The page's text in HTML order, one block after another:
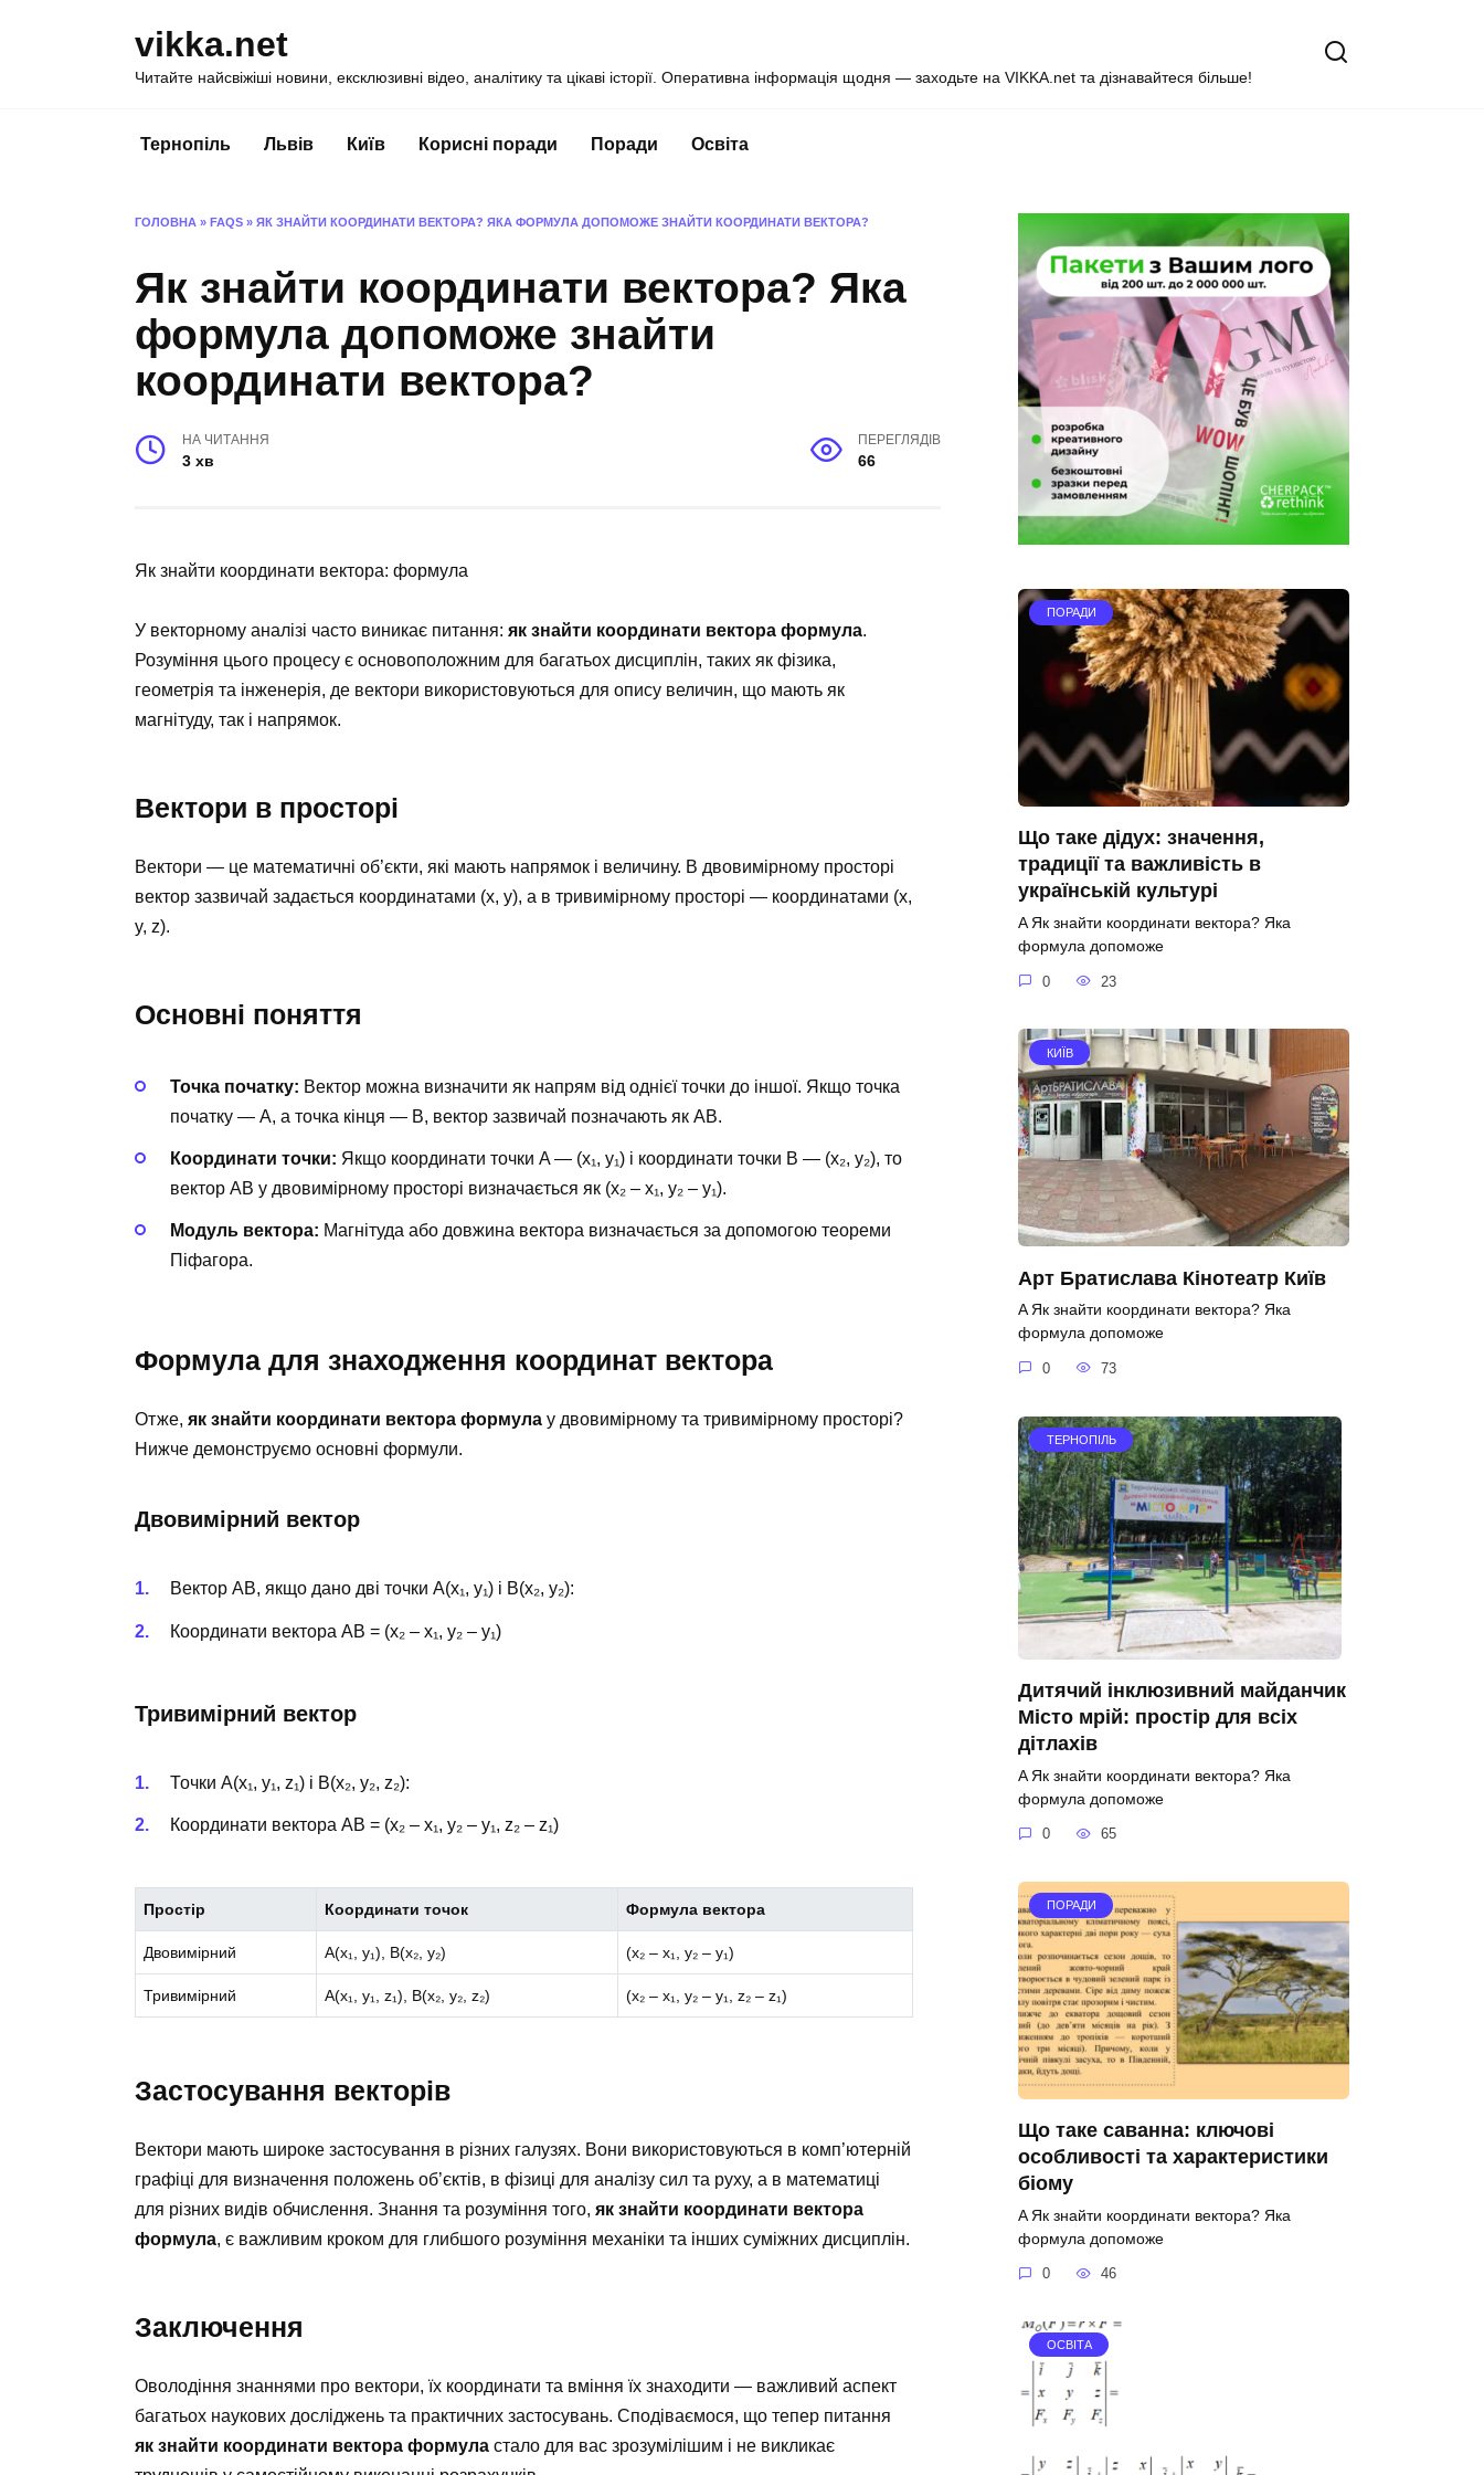
vikka.net
Читайте найсвіжіші новини, ексклюзивні відео, аналітику та цікаві історії. Оперативна інформація щодня — заходьте на VIKKA.net та дізнавайтеся більше!
Тернопіль Львів Київ Корисні поради Поради Освіта
ГОЛОВНА » FAQS » ЯК ЗНАЙТИ КООРДИНАТИ ВЕКТОРА? ЯКА ФОРМУЛА ДОПОМОЖЕ ЗНАЙТИ КООРДИНАТИ ВЕКТОРА?
Як знайти координати вектора? Яка
формула допоможе знайти
координати вектора?
НА ЧИТАННЯ
3 хв
ПЕРЕГЛЯДІВ
66
Як знайти координати вектора: формула
У векторному аналізі часто виникає питання: як знайти координати вектора формула.
Розуміння цього процесу є основоположним для багатьох дисциплін, таких як фізика,
геометрія та інженерія, де вектори використовуються для опису величин, що мають як
магнітуду, так і напрямок.
Вектори в просторі
Вектори — це математичні об’єкти, які мають напрямок і величину. В двовимірному просторі
вектор зазвичай задається координатами (x, y), а в тривимірному просторі — координатами (x,
y, z).
Основні поняття
Точка початку: Вектор можна визначити як напрям від однієї точки до іншої. Якщо точка
початку — A, а точка кінця — B, вектор зазвичай позначають як AB.
Координати точки: Якщо координати точки A — (x₁, y₁) і координати точки B — (x₂, y₂), то
вектор AB у двовимірному просторі визначається як (x₂ – x₁, y₂ – y₁).
Модуль вектора: Магнітуда або довжина вектора визначається за допомогою теореми
Піфагора.
Формула для знаходження координат вектора
Отже, як знайти координати вектора формула у двовимірному та тривимірному просторі?
Нижче демонструємо основні формули.
Двовимірний вектор
Вектор AB, якщо дано дві точки A(x₁, y₁) і B(x₂, y₂):
Координати вектора AB = (x₂ – x₁, y₂ – y₁)
Тривимірний вектор
Точки A(x₁, y₁, z₁) і B(x₂, y₂, z₂):
Координати вектора AB = (x₂ – x₁, y₂ – y₁, z₂ – z₁)
Простір Координати точок Формула вектора
Двовимірний A(x₁, y₁), B(x₂, y₂) (x₂ – x₁, y₂ – y₁)
Тривимірний A(x₁, y₁, z₁), B(x₂, y₂, z₂) (x₂ – x₁, y₂ – y₁, z₂ – z₁)
Застосування векторів
Вектори мають широке застосування в різних галузях. Вони використовуються в комп’ютерній
графіці для визначення положень об’єктів, в фізиці для аналізу сил та руху, а в математиці
для різних видів обчислення. Знання та розуміння того, як знайти координати вектора
формула, є важливим кроком для глибшого розуміння механіки та інших суміжних дисциплін.
Заключення
Оволодіння знаннями про вектори, їх координати та вміння їх знаходити — важливий аспект
багатьох наукових досліджень та практичних застосувань. Сподіваємося, що тепер питання
як знайти координати вектора формула стало для вас зрозумілішим і не викликає
ПОРАДИ
Що таке дідух: значення,
традиції та важливість в
українській культурі
A Як знайти координати вектора? Яка
формула допоможе
0 23
КИЇВ
Арт Братислава Кінотеатр Київ
A Як знайти координати вектора? Яка
формула допоможе
0 73
ТЕРНОПІЛЬ
Дитячий інклюзивний майданчик
Місто мрій: простір для всіх
дітлахів
A Як знайти координати вектора? Яка
формула допоможе
0 65
ПОРАДИ
Що таке саванна: ключові
особливості та характеристики
біому
A Як знайти координати вектора? Яка
формула допоможе
0 46
ОСВІТА